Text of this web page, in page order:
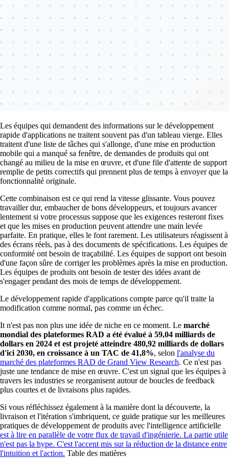
Les équipes qui demandent des informations sur le développement
rapide d'applications ne traitent souvent pas d'un tableau vierge. Elles
traitent d'une liste de tâches qui s'allonge, d'une mise en production
mobile qui a manqué sa fenêtre, de demandes de produits qui ont
changé au milieu de la mise en œuvre, et d'une file d'attente de support
remplie de petits correctifs qui prennent plus de temps à envoyer que la
fonctionnalité originale.
Cette combinaison est ce qui rend la vitesse glissante. Vous pouvez
travailler dur, embaucher de bons développeurs, et toujours avancer
lentement si votre processus suppose que les exigences resteront fixes
et que les mises en production peuvent attendre une main levée
parfaite. En pratique, elles le font rarement. Les utilisateurs réagissent à
des écrans réels, pas à des documents de spécifications. Les équipes de
conformité ont besoin de traçabilité. Les équipes de support ont besoin
d'une façon sûre de corriger les problèmes après la mise en production.
Les équipes de produits ont besoin de tester des idées avant de
s'engager pendant des mois de temps de développement.
Le développement rapide d'applications compte parce qu'il traite la
modification comme normal, pas comme un échec.
It n'est pas non plus une idée de niche en ce moment. Le marché
mondial des plateformes RAD a été évalué à 59,04 milliards de
dollars en 2024 et est projeté atteindre 480,92 milliards de dollars
d'ici 2030, en croissance à un TAC de 41,8%, selon l'analyse du
marché des plateformes RAD de Grand View Research. Ce n'est pas
juste une tendance de mise en œuvre. C'est un signal que les équipes à
travers les industries se reorganisent autour de boucles de feedback
plus courtes et de livraisons plus rapides.
Si vous réfléchissez également à la manière dont la découverte, la
livraison et l'itération s'imbriquent, ce guide pratique sur les meilleures
pratiques de développement de produits avec l'intelligence artificielle
est à lire en parallèle de votre flux de travail d'ingénierie. La partie utile
n'est pas la hype. C'est l'accent mis sur la réduction de la distance entre
l'intuition et l'action. Table des matières